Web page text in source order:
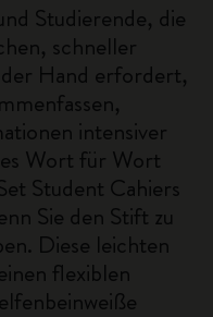
Studierende, die
schneller
Hand erfordert,
intensiver
Wort für Wort
Student Cahiers
Sie den Stift zu
Diese leichten
flexiblen